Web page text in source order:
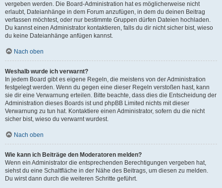
vergeben werden. Die Board-Administration hat es möglicherweise nicht
erlaubt, Dateianhänge in dem Forum anzufügen, in dem du deinen Beitrag
verfassen möchtest, oder nur bestimmte Gruppen dürfen Dateien hochladen.
Du kannst einen Administrator kontaktieren, falls du dir nicht sicher bist, wieso
du keine Dateianhänge anfügen kannst.
Nach oben
Weshalb wurde ich verwarnt?
In jedem Board gibt es eigene Regeln, die meistens von der Administration
festgelegt werden. Wenn du gegen eine dieser Regeln verstoßen hast, kann
sie dir eine Verwarnung erteilen. Bitte beachte, dass dies die Entscheidung der
Administration dieses Boards ist und phpBB Limited nichts mit dieser
Verwarnung zu tun hat. Kontaktiere einen Administrator, sofern du die nicht
sicher bist, wieso du verwarnt wurdest.
Nach oben
Wie kann ich Beiträge den Moderatoren melden?
Wenn ein Administrator die entsprechenden Berechtigungen vergeben hat,
siehst du eine Schaltfläche in der Nähe des Beitrags, um diesen zu melden.
Du wirst dann durch die weiteren Schritte geführt.